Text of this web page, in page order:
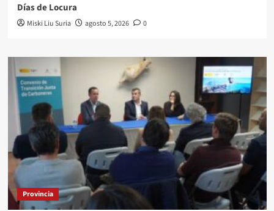
Días de Locura
Miski Liu Suria agosto 5, 2026 0
Provincia